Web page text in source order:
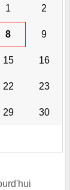
1 2
8 9
15 16
22 23
29 30